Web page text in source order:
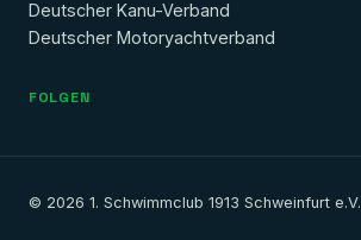
Deutscher Kanu-Verband
Deutscher Motoryachtverband
FOLGEN
© 2026 1. Schwimmclub 1913 Schweinfurt e.V.